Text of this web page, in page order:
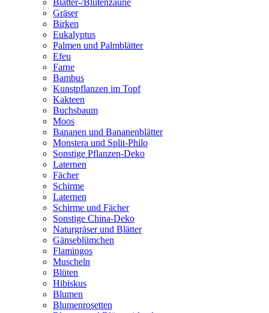
Gräser
Birken
Eukalyptus
Palmen und Palmblätter
Efeu
Farne
Bambus
Kunstpflanzen im Topf
Kakteen
Buchsbaum
Moos
Bananen und Bananenblätter
Monstera und Split-Philo
Sonstige Pflanzen-Deko
Laternen
Fächer
Schirme
Laternen
Schirme und Fächer
Sonstige China-Deko
Naturgräser und Blätter
Gänseblümchen
Flamingos
Muscheln
Blüten
Hibiskus
Blumen
Blumenrosetten